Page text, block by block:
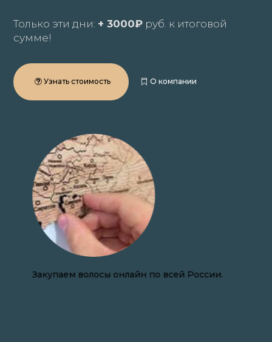
Только эти дни: + 3000₽ руб. к итоговой
сумме!
Узнать стоимость О компании
Закупаем волосы онлайн по всей России.